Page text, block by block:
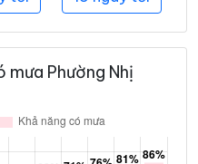
Phường Nhị